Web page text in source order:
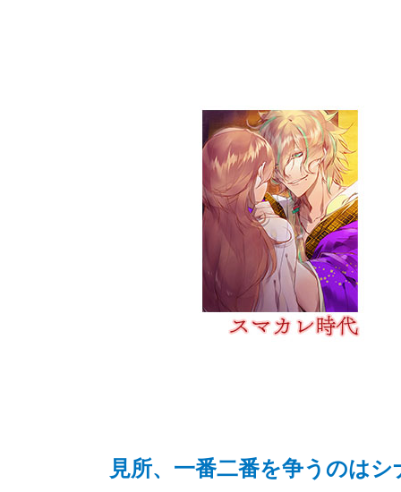
見所、一番二番を争うのは